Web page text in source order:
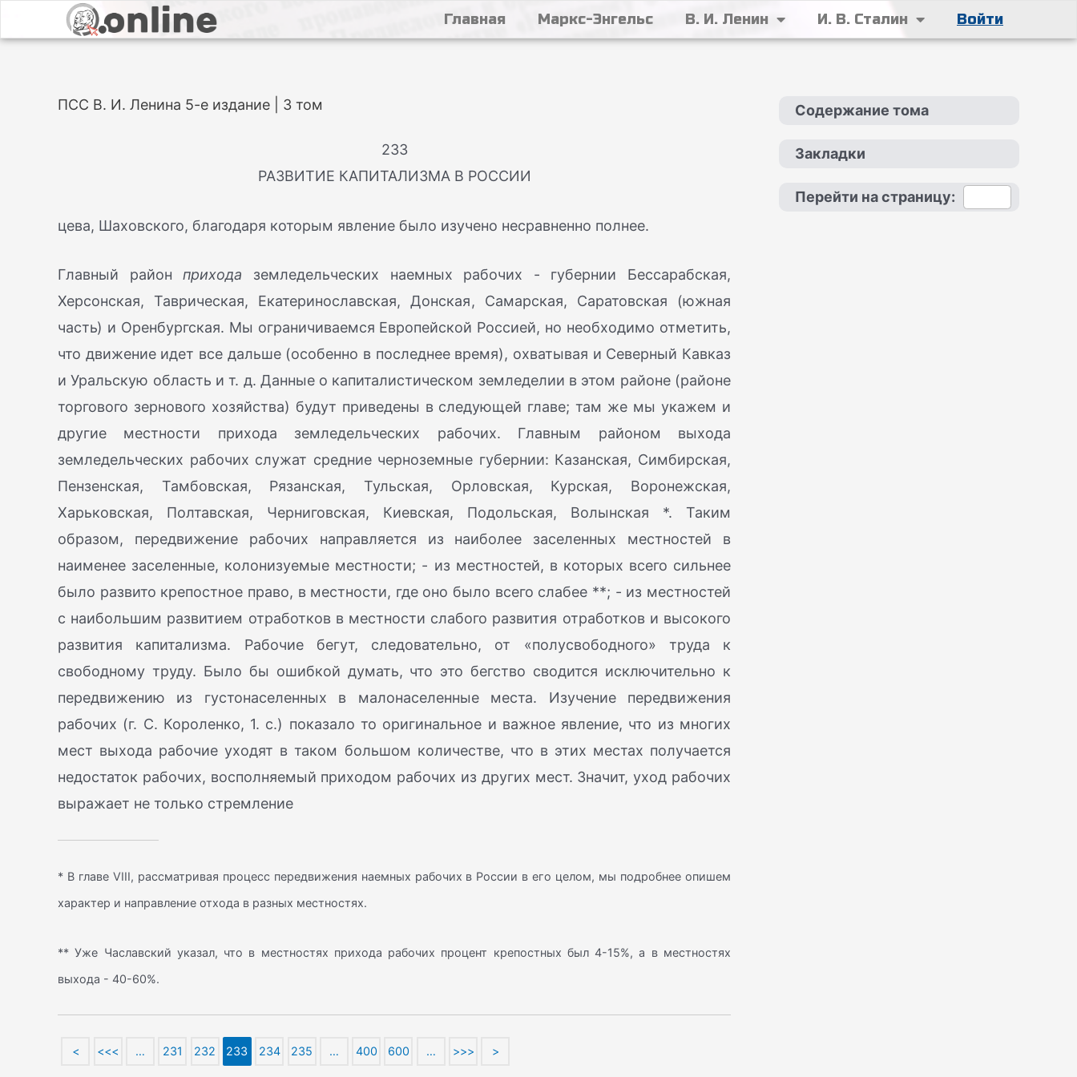
Главная Маркс-Энгельс В. И. Ленин И. В. Сталин Войти
ПСС В. И. Ленина 5-е издание | 3 том
233
РАЗВИТИЕ КАПИТАЛИЗМА В РОССИИ
цева, Шаховского, благодаря которым явление было изучено несравненно полнее.
Главный районприхода земледельческих наемных рабочих - губернии Бессарабская,
Херсонская, Таврическая, Екатеринославская, Донская, Самарская, Саратовская (южная
часть) и Оренбургская. Мы ограничиваемся Европейской Россией, но необходимо отметить,
что движение идет все дальше (особенно в последнее время), охватывая и Северный Кавказ
и Уральскую область и т. д. Данные о капиталистическом земледелии в этом районе (районе
торгового зернового хозяйства) будут приведены в следующей главе; там же мы укажем и
другие местности прихода земледельческих рабочих. Главным районом выхода
земледельческих рабочих служат средние черноземные губернии: Казанская, Симбирская,
Пензенская, Тамбовская, Рязанская, Тульская, Орловская, Курская, Воронежская,
Харьковская, Полтавская, Черниговская, Киевская, Подольская, Волынская *. Таким
образом, передвижение рабочих направляется из наиболее заселенных местностей в
наименее заселенные, колонизуемые местности; - из местностей, в которых всего сильнее
было развито крепостное право, в местности, где оно было всего слабее **; - из местностей
с наибольшим развитием отработков в местности слабого развития отработков и высокого
развития капитализма. Рабочие бегут, следовательно, от «полусвободного» труда к
свободному труду. Было бы ошибкой думать, что это бегство сводится исключительно к
передвижению из густонаселенных в малонаселенные места. Изучение передвижения
рабочих (г. С. Короленко, 1. c.) показало то оригинальное и важное явление, что из многих
мест выхода рабочие уходят в таком большом количестве, что в этих местах получается
недостаток рабочих, восполняемый приходом рабочих из других мест. Значит, уход рабочих
выражает не только стремление
* В главе VIII, рассматривая процесс передвижения наемных рабочих в России в его целом, мы подробнее опишем
характер и направление отхода в разных местностях.
** Уже Чаславский указал, что в местностях прихода рабочих процент крепостных был 4-15%, а в местностях
выхода - 40-60%.
< <<< … 231 232 233 234 235 … 400 600 … >>> >
Содержание тома
Закладки
Перейти на страницу: